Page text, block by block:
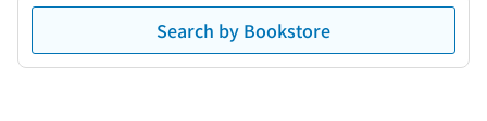
Search by Bookstore